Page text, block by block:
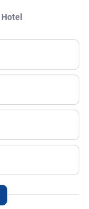
Hotel